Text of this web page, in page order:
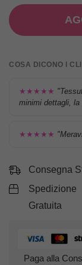
COSA DICONO I
★★★★★
minimi dettagli,
★★★★★
Consegna
Spedizione
Gratuita
Paga alla